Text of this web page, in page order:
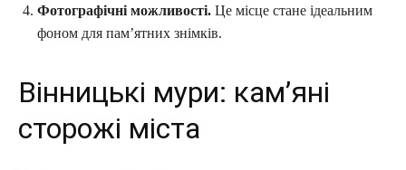
Фотографічні можливості. Це місце стане ідеальним
фоном для пам’ятних знімків.
Вінницькі мури: кам’яні
сторожі міста